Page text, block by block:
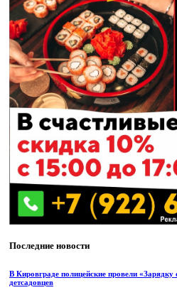
Последние новости
В Кировграде полицейские провели
детсадовцев